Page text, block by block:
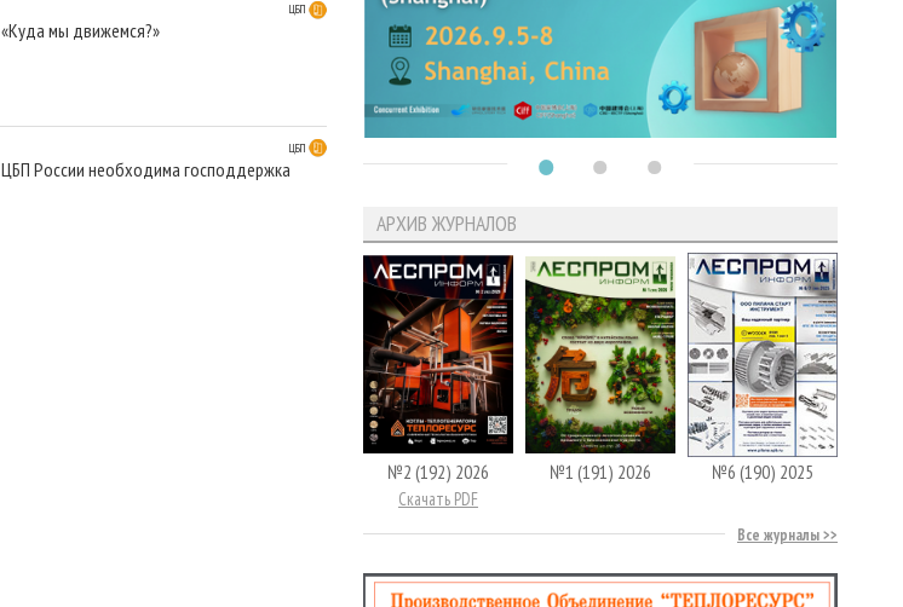
ЦБП
«Куда мы движемся?»
ЦБП
ЦБП России необходима господдержка
АРХИВ ЖУРНАЛОВ
№2 (192) 2026
Скачать PDF
№1 (191) 2026 №6 (190) 2025
Все журналы